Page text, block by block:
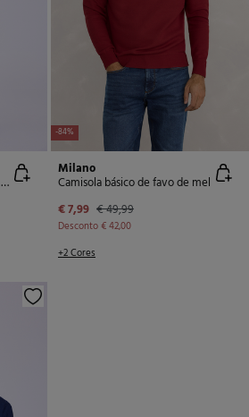
Camisola de malha com meia fecho-éclair
-84%
Milano
Camisola básico de favo de mel
€ 7,99 € 49,99
Desconto€ 42,00
+2 Cores